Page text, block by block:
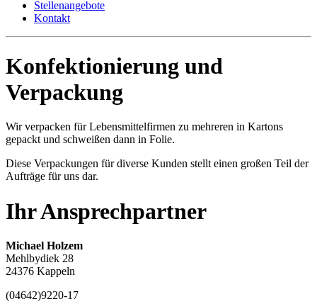
Stellenangebote
Kontakt
Konfektionierung und
Verpackung
Wir verpacken für Lebensmittelfirmen zu mehreren in Kartons
gepackt und schweißen dann in Folie.
Diese Verpackungen für diverse Kunden stellt einen großen Teil der
Aufträge für uns dar.
Ihr Ansprechpartner
Michael Holzem
Mehlbydiek 28
24376 Kappeln
(04642)9220-17